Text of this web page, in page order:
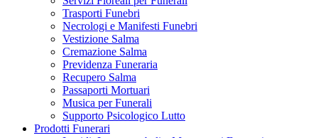
Trasporti Funebri
Necrologi e Manifesti Funebri
Vestizione Salma
Cremazione Salma
Previdenza Funeraria
Recupero Salma
Passaporti Mortuari
Musica per Funerali
Supporto Psicologico Lutto
Prodotti Funerari